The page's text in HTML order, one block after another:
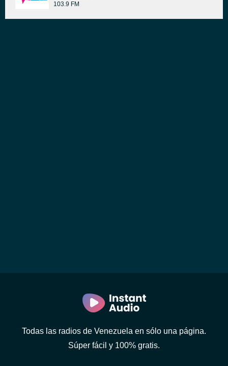
103.9 FM
Todas las radios de Venezuela en sólo una página.
Súper fácil y 100% gratis.